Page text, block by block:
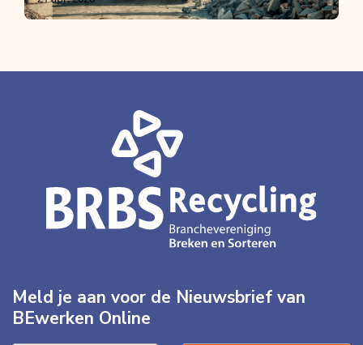
Meld je aan voor de Nieuwsbrief van
BEwerken Online